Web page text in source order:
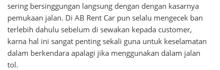
sering bersinggungan langsung dengan dengan kasarnya
pemukaan jalan. Di AB Rent Car pun selalu mengecek ban
terlebih dahulu sebelum di sewakan kepada customer,
karna hal ini sangat penting sekali guna untuk keselamatan
dalam berkendara apalagi jika menggunakan dalam jalan
tol.